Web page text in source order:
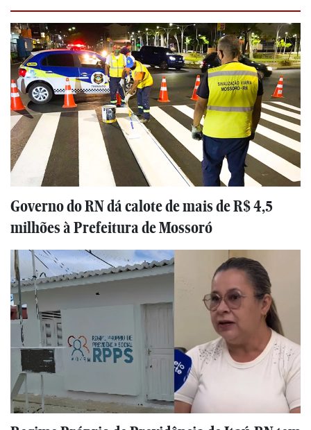
Governo do RN dá calote de mais de R$ 4,5
milhões à Prefeitura de Mossoró